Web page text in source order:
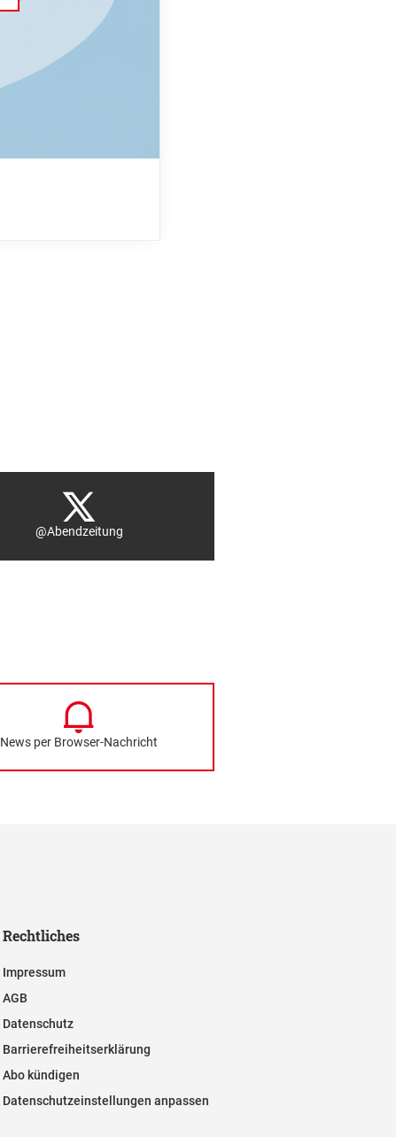
@Abendzeitung
News per Browser-Nachricht
Rechtliches
Impressum
AGB
Datenschutz
Barrierefreiheitserklärung
Abo kündigen
Datenschutzeinstellungen anpassen